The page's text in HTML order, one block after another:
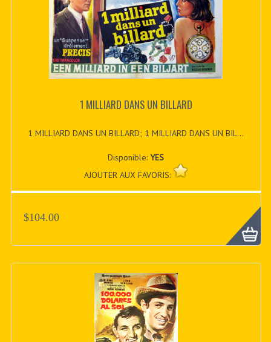
1 MILLIARD DANS UN BILLARD
1 MILLIARD DANS UN BILLARD; 1 MILLIARD DANS UN BIL...
Disponible:YES
AJOUTER AUX FAVORIS:
$104.00